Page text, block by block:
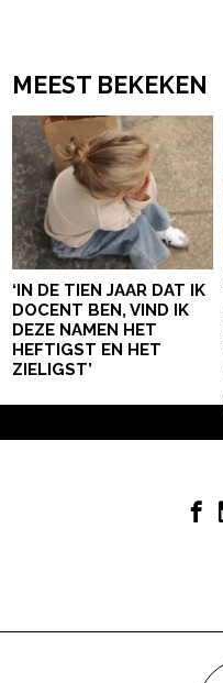
MEEST BEKEKEN
‘IN DE TIEN JAAR DAT IK
DOCENT BEN, VIND IK
DEZE NAMEN HET
HEFTIGST EN HET
ZIELIGST’